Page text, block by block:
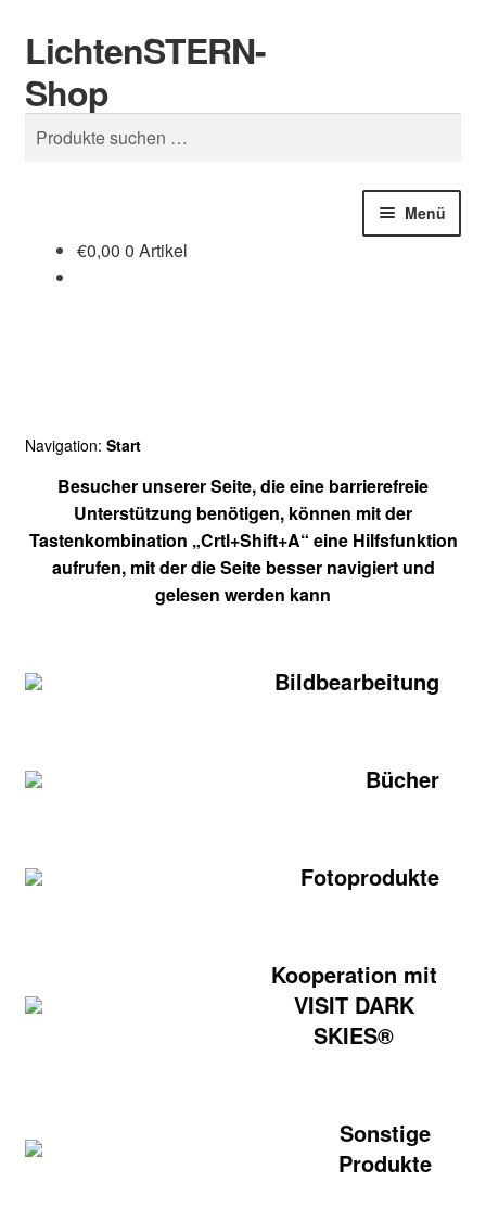
Zur
Navigation
springen
Zum
Inhalt
springen
LichtenSTERN-
Shop
Suchen
nach:
Suchen
Menü
€0,00 0 Artikel
Navigation: Start
Besucher unserer Seite, die eine barrierefreie
Unterstützung benötigen, können mit der
Tastenkombination „Crtl+Shift+A“ eine Hilfsfunktion
aufrufen, mit der die Seite besser navigiert und
gelesen werden kann
Bildbearbeitung
Bücher
Fotoprodukte
Kooperation mit
VISIT DARK
SKIES®
Sonstige
Produkte